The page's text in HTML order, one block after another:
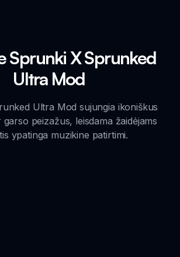
Sprunki X Sprunked
Ultra Mod
Ultra Mod sujungia ikoniškus
peizažus, leisdama žaidėjams
ypatinga muzikine patirtimi.